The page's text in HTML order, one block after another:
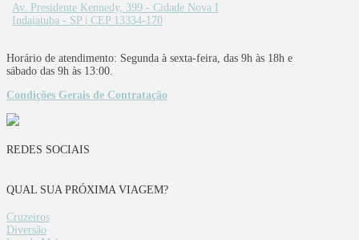
Av. Presidente Kennedy, 399 - Cidade Nova I
Indaiatuba - SP | CEP 13334-170
Horário de atendimento: Segunda à sexta-feira, das 9h às 18h e
sábado das 9h às 13:00.
Condições Gerais de Contratação
REDES SOCIAIS
QUAL SUA PRÓXIMA VIAGEM?
Cruzeiros
Diversão